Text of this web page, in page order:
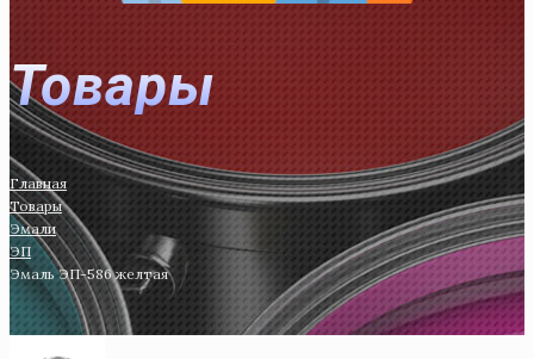
Товары
Главная
Товары
Эмали
ЭП
Эмаль ЭП-586 желтая